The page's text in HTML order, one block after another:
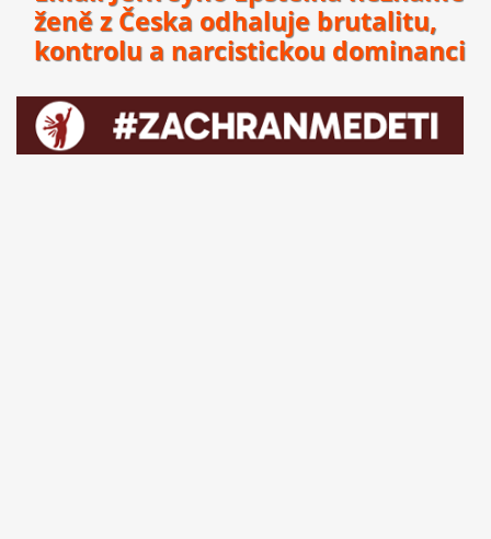
ženě z Česka odhaluje brutalitu,
kontrolu a narcistickou dominanci